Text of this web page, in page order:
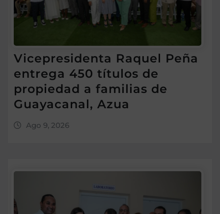
Vicepresidenta Raquel Peña
entrega 450 títulos de
propiedad a familias de
Guayacanal, Azua
Ago 9, 2026